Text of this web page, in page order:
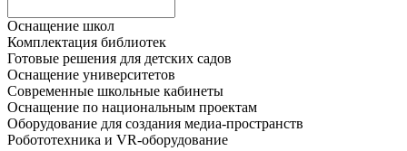
Оснащение школ
Комплектация библиотек
Готовые решения для детских садов
Оснащение университетов
Современные школьные кабинеты
Оснащение по национальным проектам
Оборудование для создания медиа-пространств
Робототехника и VR-оборудование